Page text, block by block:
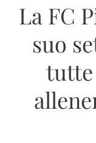
La FC
suo